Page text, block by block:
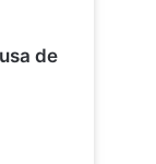
de